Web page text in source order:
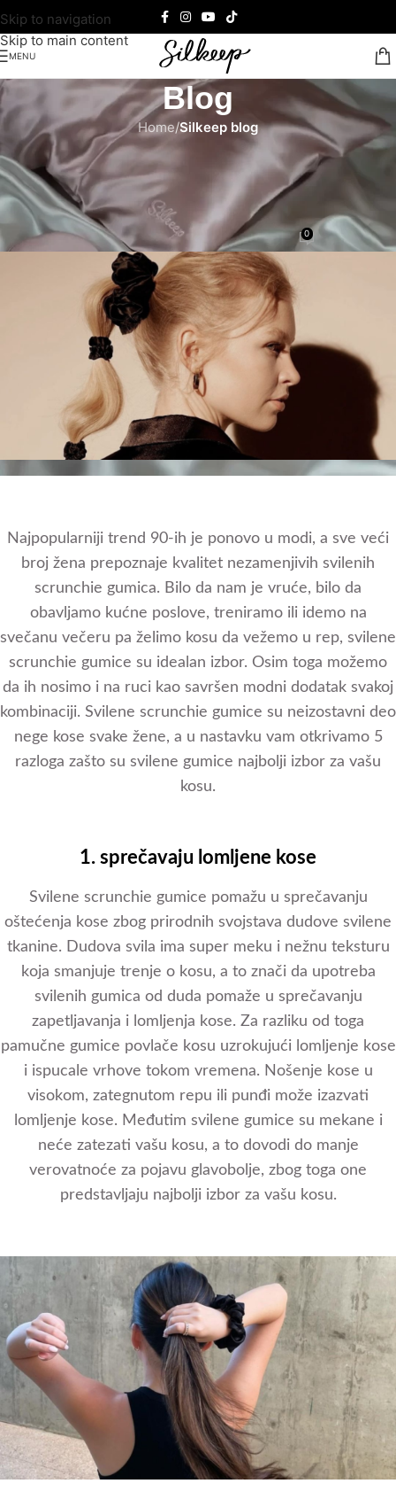
Skip to navigation
Skip to main content
MENU
Blog
Home/Silkeep blog
SILKEEP BLOG SILKEEP PROIZVODI
5 razloga zašto su svilene gumice
najbolji izbor za vašu kosu
Teodora Ćalasan On 22/08/2022 0
Najpopularniji trend 90-ih je ponovo u modi, a sve veći
broj žena prepoznaje kvalitet nezamenjivih svilenih
scrunchie gumica. Bilo da nam je vruće, bilo da
obavljamo kućne poslove, treniramo ili idemo na
svečanu večeru pa želimo kosu da vežemo u rep, svilene
scrunchie gumice su idealan izbor. Osim toga možemo
da ih nosimo i na ruci kao savršen modni dodatak svakoj
kombinaciji. Svilene scrunchie gumice su neizostavni deo
nege kose svake žene, a u nastavku vam otkrivamo 5
razloga zašto su svilene gumice najbolji izbor za vašu
kosu.
1. sprečavaju lomljene kose
Svilene scrunchie gumice pomažu u sprečavanju
oštećenja kose zbog prirodnih svojstava dudove svilene
tkanine. Dudova svila ima super meku i nežnu teksturu
koja smanjuje trenje o kosu, a to znači da upotreba
svilenih gumica od duda pomaže u sprečavanju
zapetljavanja i lomljenja kose. Za razliku od toga
pamučne gumice povlače kosu uzrokujući lomljenje kose
i ispucale vrhove tokom vremena. Nošenje kose u
visokom, zategnutom repu ili punđi može izazvati
lomljenje kose. Međutim svilene gumice su mekane i
neće zatezati vašu kosu, a to dovodi do manje
verovatnoće za pojavu glavobolje, zbog toga one
predstavljaju najbolji izbor za vašu kosu.